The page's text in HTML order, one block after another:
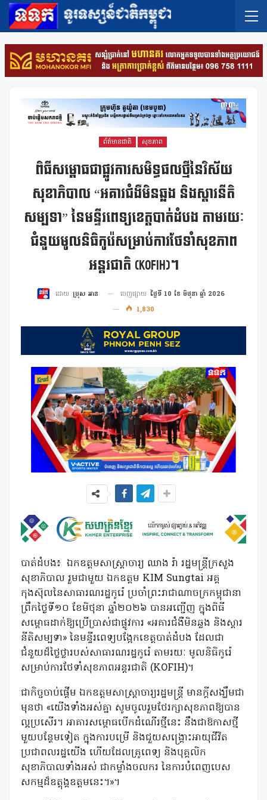
ព័ត៌មានជាតិ សុខភាព
ពិធីសម្ពោធជាផ្លូវការសមិទ្ធផលថ្មីនៃវិស័យ
សុខាភិបាល “អគារជំងឺមិនឆ្លង និងស្តារនីតិ
សម្បទា” នៃមន្ទីរពេទ្យខេត្តបាត់ដំបង តាមរយៈ
ជំនួយមូលនិធិកូរ៉េសម្រាប់ការថែទាំសុខភាព
អន្តរជាតិ (KOFIH)។
ដោយ ប្រុស អាន ចេញផ្សាយ ថ្ងៃទី 10 ខែ មិថុនា ឆ្នាំ 2026
1,830
បាត់ដំបង៖ ឯកឧត្តមសាស្រ្តាចារ្យ ឈាង រ៉ា រដ្ឋមន្រ្តីក្រសួង
សុខាភិបាល រួមជាមួយ ឯកឧត្តម KIM Sungtai អគ្គ
កុងស៊ុលនៃសាធារណរដ្ឋកូរ៉េ ប្រចាំព្រះរាជាណាចក្រកម្ពុជានា
ព្រឹកថ្ងៃទី១០ ខែមិថុនា ឆ្នាំ២០២៦ បានអញ្ជើញ ក្នុងពិធី
សម្ពោធដាក់ឱ្យប្រើប្រាស់ជាផ្លូវការ «អគារជំងឺមិនឆ្លង និងស្តារ
នីតិសម្បទា» នៃមន្ទីរពេទ្យបង្អែកខេត្តបាត់ដំបង ដែលជា
ជំនួយដ៏ថ្លៃថ្លារបស់សាធារណរដ្ឋកូរ៉េ តាមរយៈ មូលនិធិកូរ៉េ
សម្រាប់ការថែទាំសុខភាពអន្តរជាតិ (KOFIH)។
ជាកិច្ចចាប់ផ្តើម ឯកឧត្តមសាស្រ្តាចារ្យរដ្ឋមន្រ្តី មានក្តីសង្ឃឹមជា
មុនថា «យើងទាំងអស់គ្នា សូមចូលរួមថែរក្សាសុខភាពឱ្យបាន
ល្អប្រសើរ។ អាគារសម្ពោធបើកដំណើរថ្មីនេះ នឹងជាឱកាសថ្មី
មួយបន្ថែមទៀត ក្នុងការបម្រើ និងជួយសង្រ្គោះអាយុជីវិត
ប្រជាពលរដ្ឋយើង ហើយដែលគ្រូពេទ្យ និងបុគ្គលិក
សុខាភិបាលទាំងអស់ ជាកម្លាំងចលករ នៃការបំពេញបេស
សកម្មដ៏ឧត្តុង្គឧត្តមនេះ។»។